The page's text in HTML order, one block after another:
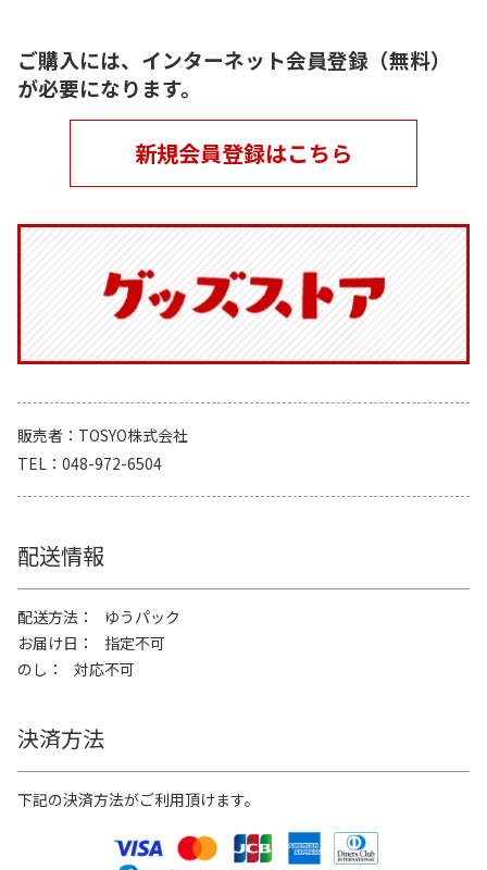
ご購入には、インターネット会員登録（無料）
が必要になります。
新規会員登録はこちら
販売者
TOSYO株式会社
TEL
048-972-6504
配送情報
配送方法
ゆうパック
お届け日
指定不可
のし
対応不可
決済方法
下記の決済方法がご利用頂けます。